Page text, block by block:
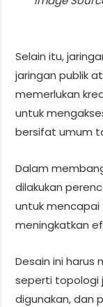
Selain itu,
jaringan publik
memerlukan
untuk
bersifat umum
Dalam
dilakukan
untuk
meningkatkan
Desain ini
seperti topologi
digunakan, dan